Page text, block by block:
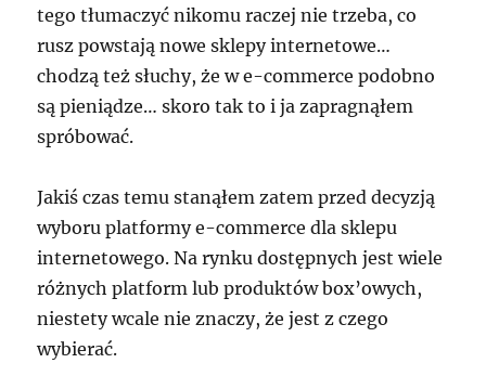
tego tłumaczyć nikomu raczej nie trzeba, co
rusz powstają nowe sklepy internetowe…
chodzą też słuchy, że w e-commerce podobno
są pieniądze… skoro tak to i ja zapragnąłem
spróbować.
Jakiś czas temu stanąłem zatem przed decyzją
wyboru platformy e-commerce dla sklepu
internetowego. Na rynku dostępnych jest wiele
różnych platform lub produktów box’owych,
niestety wcale nie znaczy, że jest z czego
wybierać.